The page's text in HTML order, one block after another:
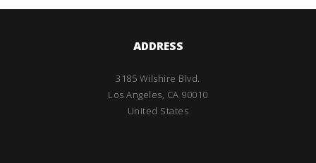
ADDRESS
3185 Wilshire Blvd.
Los Angeles, CA 90010
United States